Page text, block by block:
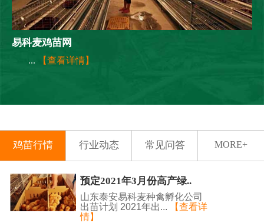
易科麦鸡苗网
... 【查看详情】
MORE+
鸡苗行情 行业动态 常见问答
预定2021年3月份高产绿..
山东泰安易科麦种禽孵化公司
出苗计划 2021年出...
【查看详
情】